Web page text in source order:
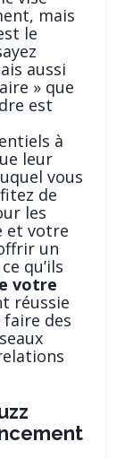
mais
le
aussi
» que
est
à
leur
vous
de
les
et votre
un
qu’ils
votre
réussie
faire des